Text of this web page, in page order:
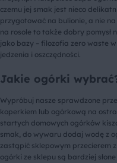
czemu jej smak jest nieco
przygotować na bulionie, a nie
na rosole to także dobry pomysł
jako bazy – filozofia zero waste
jedzenia i oszczędności.
Jakie ogórki
Wypróbuj nasze sprawdzone
koperkiem lub ogórkową na
startych domowych ogórków
smak, do wywaru dodaj wodę z
zastąpić sklepowym przecierem
ogórki ze sklepu są bardziej